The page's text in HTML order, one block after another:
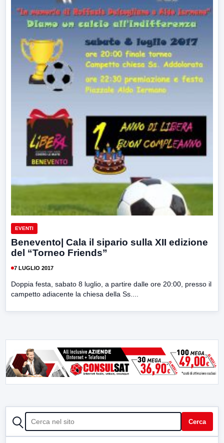
EVENTI
Benevento| Cala il sipario sulla XII edizione
del “Torneo Friends”
7 LUGLIO 2017
Doppia festa, sabato 8 luglio, a partire dalle ore 20:00, presso il
campetto adiacente la chiesa della Ss....
CERCA Cerca